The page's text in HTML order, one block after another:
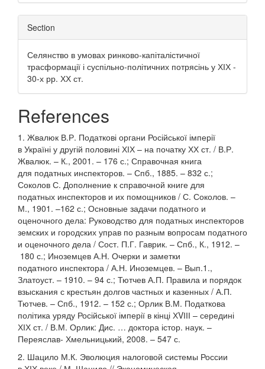
Section
Селянство в умовах ринково-капіталістичної
трасформації і суспільно-політичних потрясінь у ХІХ -
30-х рр. ХХ ст.
References
1. Жвалюк В.Р. Податкові органи Російської імперії
в Україні у другій половині ХІХ – на початку ХХ ст. / В.Р.
Жвалюк. – К., 2001. – 176 с.; Справочная книга
для податных инспекторов. – Спб., 1885. – 832 с.;
Соколов С. Дополнение к справочной книге для
податных инспекторов и их помощников / С. Соколов. –
М., 1901. –162 с.; Основные задачи податного и
оценочного дела: Руководство для податных инспекторов
земских и городских управ по разным вопросам податного
и оценочного дела / Сост. П.Г. Гаврик. – Спб., К., 1912. –
180 с.; Иноземцев А.Н. Очерки и заметки
податного инспектора / А.Н. Иноземцев. – Вып.1.,
Златоуст. – 1910. – 94 с.; Тютчев А.П. Правила и порядок
взыскания с крестьян долгов частных и казенных / А.П.
Тютчев. – Спб., 1912. – 152 с.; Орлик В.М. Податкова
політика уряду Російської імперії в кінці ХVІІІ – середині
ХІХ ст. / В.М. Орлик: Дис. … доктора істор. наук. –
Переяслав- Хмельницький, 2008. – 547 с.
2. Шацило М.К. Эволюция налоговой системы России